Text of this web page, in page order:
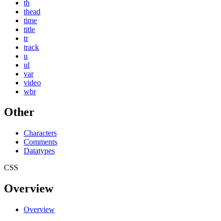
th
thead
time
title
tr
track
u
ul
var
video
wbr
Other
Characters
Comments
Datatypes
CSS
Overview
Overview